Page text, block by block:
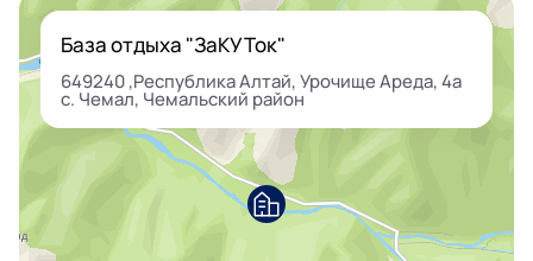
База отдыха "ЗаКУТок"
649240 ,Республика Алтай, Урочище Ареда, 4а
с. Чемал, Чемальский район